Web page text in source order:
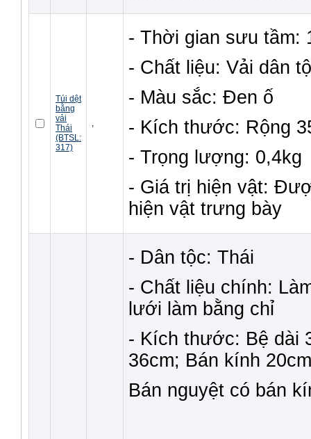
Túi dệt
bằng
vải
Thái
(BTSL:
317)
,
- Thời gian sưu tầm:
- Chất liệu: Vải dân
- Màu sắc: Đen ố
- Kích thước: Rộng
- Trọng lượng: 0,4kg
- Giá trị hiện vật:
hiện vật trưng bày
- Dân tộc: Thái
- Chất liệu chính:
lưới làm bằng chỉ
- Kích thước: Bệ dài
36cm; Bán kính
Bán nguyệt có bán